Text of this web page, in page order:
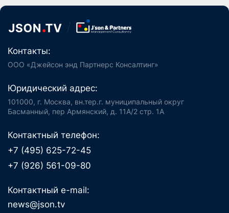
Контакты:
ООО «Джейсон энд Партнерс Консалтинг»
Юридический адрес:
101000, г. Москва, вн.тер.г. муниципальный округ
Басманный, пер Армянский, д. 11А/2 стр. 1А
Контактный телефон:
+7 (495) 625-72-45
+7 (926) 561-09-80
Контактный e-mail:
news@json.tv